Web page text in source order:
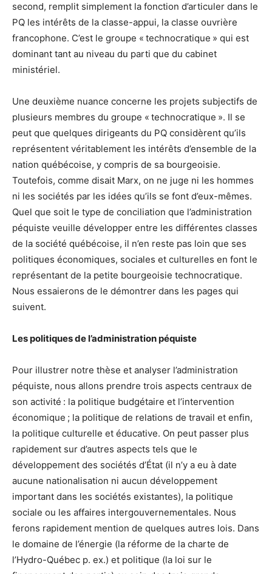
second, remplit simplement la fonction d’articuler dans le
PQ les intérêts de la classe-appui, la classe ouvrière
francophone. C’est le groupe « technocratique » qui est
dominant tant au niveau du parti que du cabinet
ministériel.
Une deuxième nuance concerne les projets subjectifs de
plusieurs membres du groupe « technocratique ». Il se
peut que quelques dirigeants du PQ considèrent qu’ils
représentent véritablement les intérêts d’ensemble de la
nation québécoise, y compris de sa bourgeoisie.
Toutefois, comme disait Marx, on ne juge ni les hommes
ni les sociétés par les idées qu’ils se font d’eux-mêmes.
Quel que soit le type de conciliation que l’administration
péquiste veuille développer entre les différentes classes
de la société québécoise, il n’en reste pas loin que ses
politiques économiques, sociales et culturelles en font le
représentant de la petite bourgeoisie technocratique.
Nous essaierons de le démontrer dans les pages qui
suivent.
Les politiques de l’administration péquiste
Pour illustrer notre thèse et analyser l’administration
péquiste, nous allons prendre trois aspects centraux de
son activité : la politique budgétaire et l’intervention
économique ; la politique de relations de travail et enfin,
la politique culturelle et éducative. On peut passer plus
rapidement sur d’autres aspects tels que le
développement des sociétés d’État (il n’y a eu à date
aucune nationalisation ni aucun développement
important dans les sociétés existantes), la politique
sociale ou les affaires intergouvernementales. Nous
ferons rapidement mention de quelques autres lois. Dans
le domaine de l’énergie (la réforme de la charte de
l’Hydro-Québec p. ex.) et politique (la loi sur le